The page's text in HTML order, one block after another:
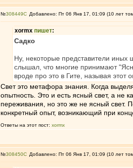
№308449 Добавлено: Пт 06 Янв 17, 01:09 (10 лет
xormx пишет:
Садко
Ну, некоторые представители
слышал, что многие принимают
вроде про это в Гите, называя
Свет это метафора знания. Когда
опытность. Это и есть ясный свет, а не
переживания, но это же не ясный свет.
конкретный опыт, возникающий при
Ответы на этот пост: xormx
№308450 Добавлено: Пт 06 Янв 17, 01:09 (10 лет